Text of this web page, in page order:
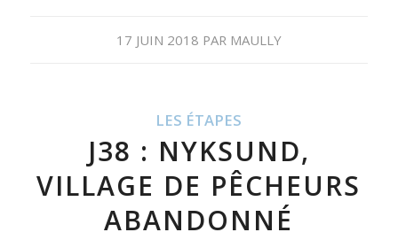
17 JUIN 2018 PAR MAULLY
LES ÉTAPES
J38 : NYKSUND,
VILLAGE DE PÊCHEURS
ABANDONNÉ